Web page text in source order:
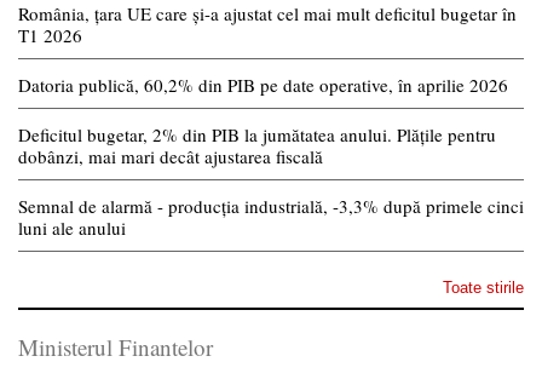
România, țara UE care și-a ajustat cel mai mult deficitul bugetar în
T1 2026
Datoria publică, 60,2% din PIB pe date operative, în aprilie 2026
Deficitul bugetar, 2% din PIB la jumătatea anului. Plățile pentru
dobânzi, mai mari decât ajustarea fiscală
Semnal de alarmă - producția industrială, -3,3% după primele cinci
luni ale anului
Toate stirile
Ministerul Finantelor